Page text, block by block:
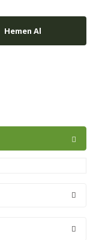
Hemen Al